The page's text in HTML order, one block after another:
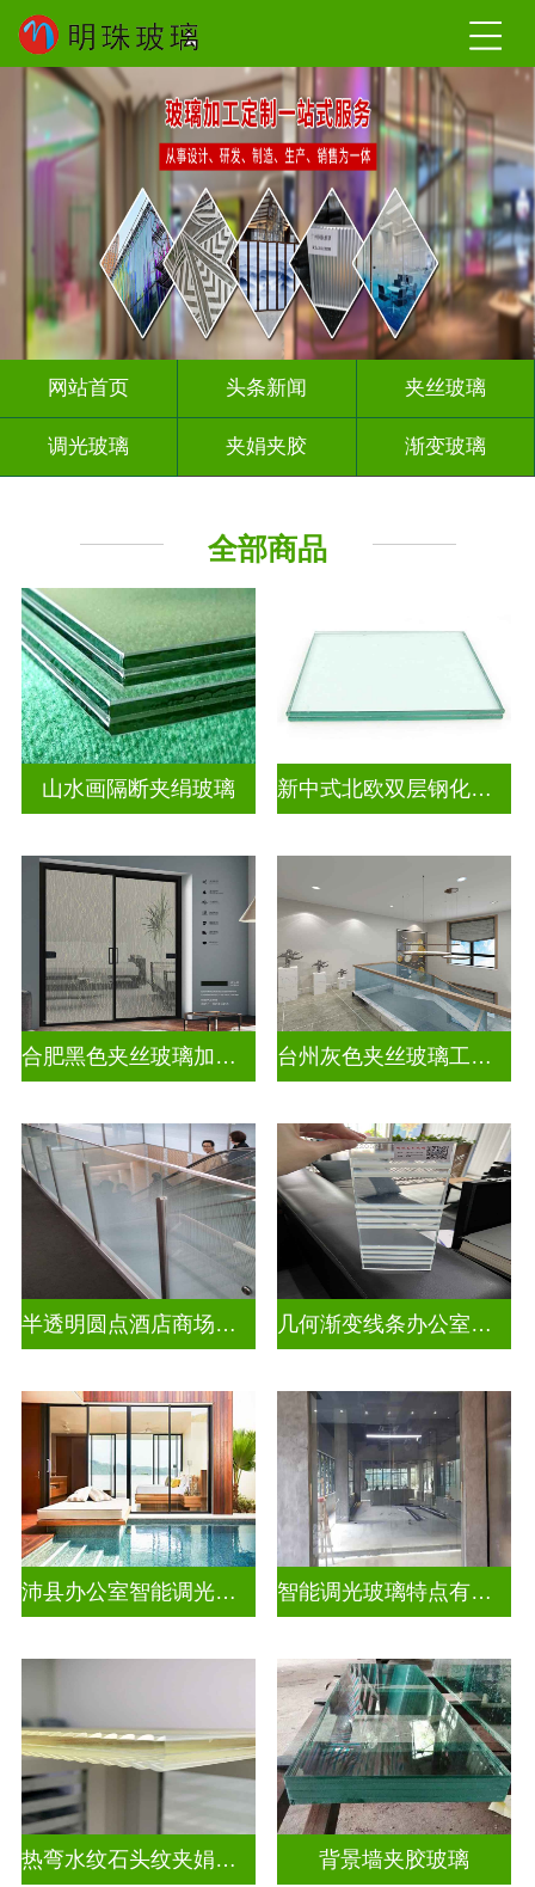
网站首页 头条新闻 夹丝玻璃
调光玻璃 夹娟夹胶 渐变玻璃
全部商品
山水画隔断夹绢玻璃 新中式北欧双层钢化夹胶
合肥黑色夹丝玻璃加工厂 台州灰色夹丝玻璃工厂招聘
半透明圆点酒店商场彩色渐变玻璃 几何渐变线条办公室彩色渐变玻璃
沛县办公室智能调光玻璃厂商 智能调光玻璃特点有哪些方面
热弯水纹石头纹夹娟夹丝玻璃 背景墙夹胶玻璃